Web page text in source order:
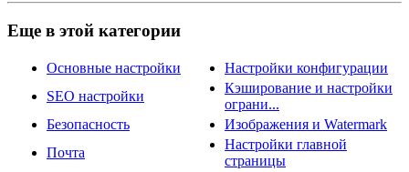
Еще в этой категории
Основные настройки
Настройки конфигурации
SEO настройки
Кэширование и настройки
ограни...
Безопасность
Изображения и Watermark
Почта
Настройки главной
страницы